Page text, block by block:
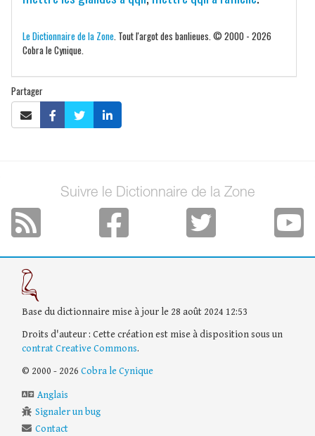
Le Dictionnaire de la Zone . Tout l'argot des banlieues. © 2000 - 2026
Cobra le Cynique.
Partager
Suivre le Dictionnaire de la Zone
Base du dictionnaire mise à jour le 28 août 2024 12:53
Droits d'auteur : Cette création est mise à disposition sous un
contrat Creative Commons.
© 2000 - 2026 Cobra le Cynique
Anglais
Signaler un bug
Contact